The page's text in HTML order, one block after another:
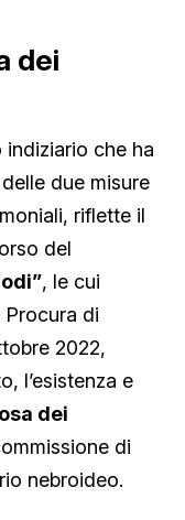
dei
indiziario che ha
due misure
riflette il
del
, le cui
di
2022,
l’esistenza e
dei
di
nebroideo.